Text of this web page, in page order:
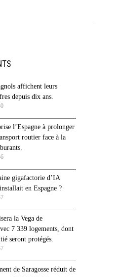
affichent leurs
depuis dix ans.
l’Espagne à prolonger
routier face à la
gigafactorie d’IA
en Espagne ?
la Vega de
7 339 logements, dont
seront protégés.
de Saragosse réduit de